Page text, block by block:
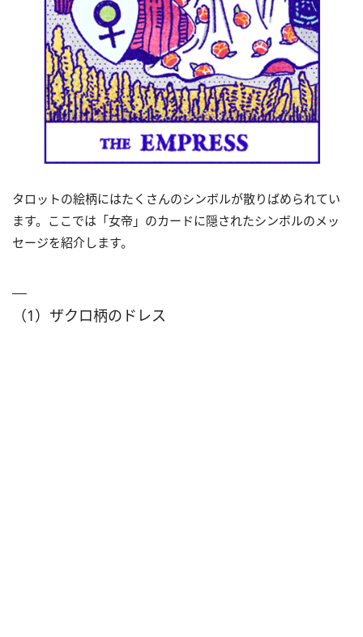
タロットの絵柄にはたくさんのシンボルが散りばめられてい
ます。ここでは「女帝」のカードに隠されたシンボルのメッ
セージを紹介します。
（1）ザクロ柄のドレス